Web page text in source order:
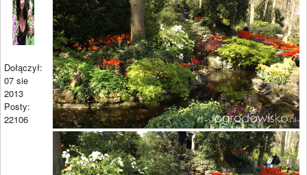
Dołączył:
07 sie
2013
Posty:
22106